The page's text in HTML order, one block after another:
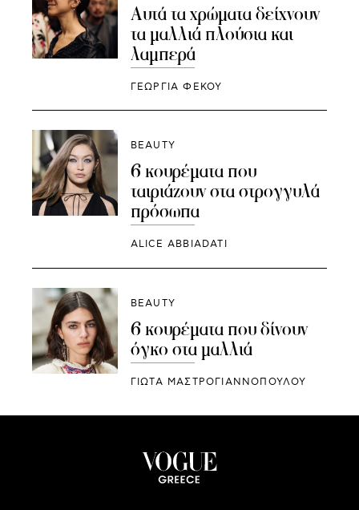
Αυτά τα χρώματα δείχνουν
τα μαλλιά πλούσια και
λαμπερά
ΓΕΩΡΓΙΑ ΦΕΚΟΥ
BEAUTY
6 κουρέματα που
ταιριάζουν στα στρογγυλά
πρόσωπα
ALICE ABBIADATI
BEAUTY
6 κουρέματα που δίνουν
όγκο στα μαλλιά
ΓΙΩΤΑ ΜΑΣΤΡΟΓΙΑΝΝΟΠΟΥΛΟΥ